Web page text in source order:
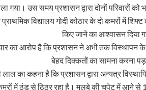
गया। उस समय प्रशासन द्वारा दोनों परिवारों
विद्यालय गोदी कोठार के दो कमरों में
किए जाने का आश्वासन दिया
का आरोप है कि प्रशासन ने अभी तक विस्थापन
बेहद दिक्कतों का सामना करना पड़
लाल का कहना है कि प्रशासन द्वारा अन्यत्र
में ठंड से ठिठुर रहा है। मलबे की चपेट में आने से